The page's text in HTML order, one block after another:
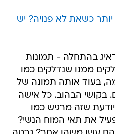
כשאת לא פנויה? יש
בהתחלה - תמונות
ממנו שנדלקים כמו
בעוד אותה תמונה של
בקושי הבהוב. כל אישה
שזה מרגיש כמו
את תאי המוח הנשי?